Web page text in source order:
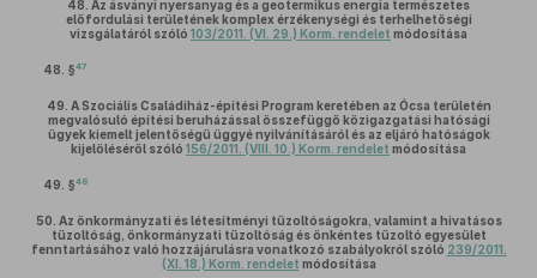
48. Az ásványi nyersanyag és a geotermikus energia természetes
előfordulási területének komplex érzékenységi és terhelhetőségi
vizsgálatáról szóló 103/2011. (VI. 29.) Korm. rendelet módosítása
48. §47
49. A Szociális Családiház-építési Program keretében az Ócsa területén
megvalósuló építési beruházással összefüggő közigazgatási hatósági
ügyek kiemelt jelentőségű üggyé nyilvánításáról és az eljáró hatóságok
kijelöléséről szóló 156/2011. (VIII. 10.) Korm. rendelet módosítása
49. §48
50. Az önkormányzati és létesítményi tűzoltóságokra, valamint a hivatásos
tűzoltóság, önkormányzati tűzoltóság és önkéntes tűzoltó egyesület
fenntartásához való hozzájárulásra vonatkozó szabályokról szóló 239/2011.
(XI. 18.) Korm. rendelet módosítása